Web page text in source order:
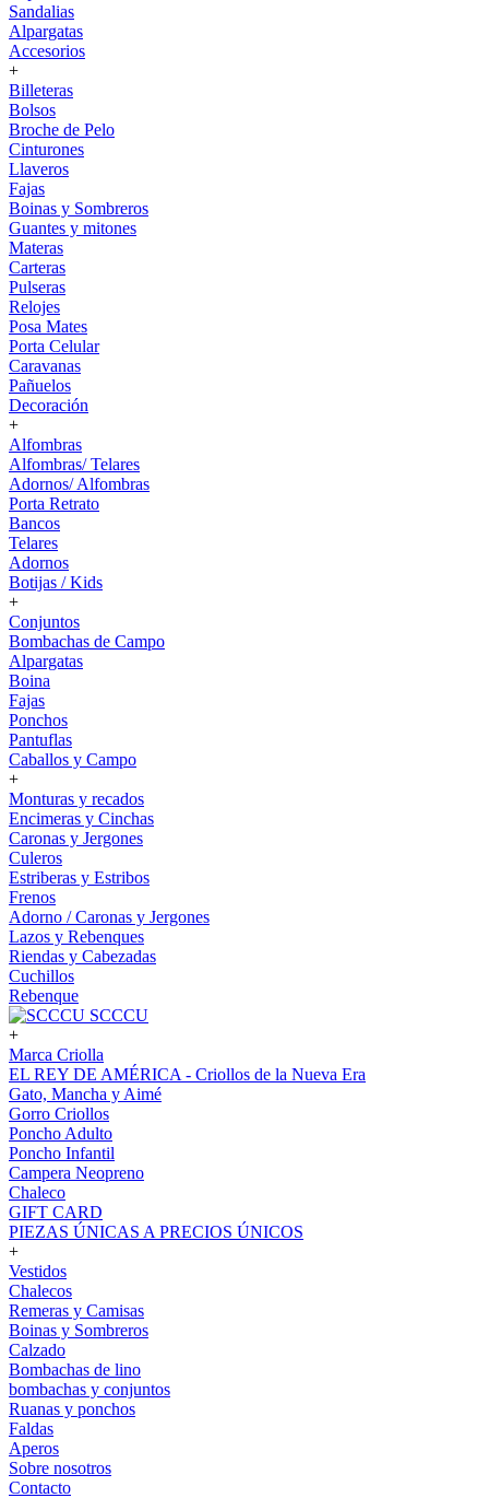
Sandalias
Alpargatas
Accesorios
+
Billeteras
Bolsos
Broche de Pelo
Cinturones
Llaveros
Fajas
Boinas y Sombreros
Guantes y mitones
Materas
Carteras
Pulseras
Relojes
Posa Mates
Porta Celular
Caravanas
Pañuelos
Decoración
+
Alfombras
Alfombras/ Telares
Adornos/ Alfombras
Porta Retrato
Bancos
Telares
Adornos
Botijas / Kids
+
Conjuntos
Bombachas de Campo
Alpargatas
Boina
Fajas
Ponchos
Pantuflas
Caballos y Campo
+
Monturas y recados
Encimeras y Cinchas
Caronas y Jergones
Culeros
Estriberas y Estribos
Frenos
Adorno / Caronas y Jergones
Lazos y Rebenques
Riendas y Cabezadas
Cuchillos
Rebenque
SCCCU
+
Marca Criolla
EL REY DE AMÉRICA - Criollos de la Nueva Era
Gato, Mancha y Aimé
Gorro Criollos
Poncho Adulto
Poncho Infantil
Campera Neopreno
Chaleco
GIFT CARD
PIEZAS ÚNICAS A PRECIOS ÚNICOS
+
Vestidos
Chalecos
Remeras y Camisas
Boinas y Sombreros
Calzado
Bombachas de lino
bombachas y conjuntos
Ruanas y ponchos
Faldas
Aperos
Sobre nosotros
Contacto